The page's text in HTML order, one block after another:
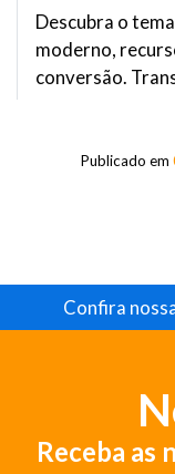
Descubra o
moderno,
conversão.
Publicado em
Confira
Receba as